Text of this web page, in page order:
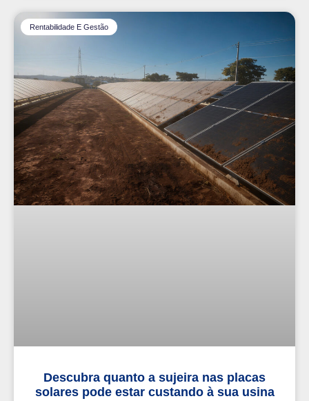
Rentabilidade E Gestão
Descubra quanto a sujeira nas placas
solares pode estar custando à sua usina